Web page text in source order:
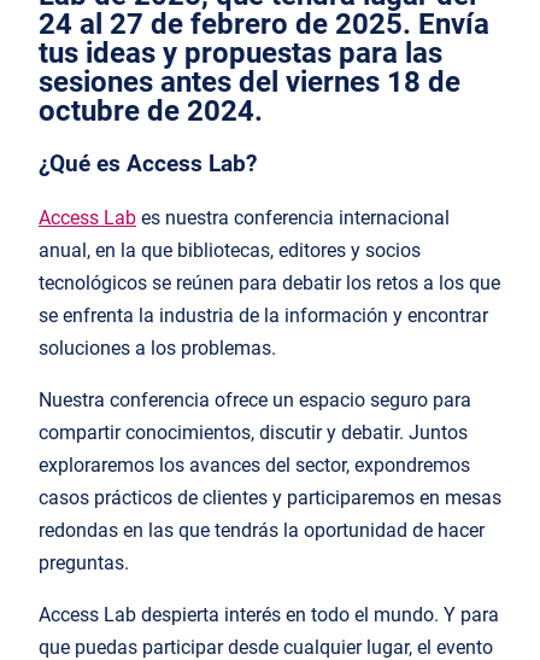
24 al 27 de febrero de 2025. Envía
tus ideas y propuestas para las
sesiones antes del viernes 18 de
octubre de 2024.
¿Qué es Access Lab?
Access Lab es nuestra conferencia internacional
anual, en la que bibliotecas, editores y socios
tecnológicos se reúnen para debatir los retos a los que
se enfrenta la industria de la información y encontrar
soluciones a los problemas.
Nuestra conferencia ofrece un espacio seguro para
compartir conocimientos, discutir y debatir. Juntos
exploraremos los avances del sector, expondremos
casos prácticos de clientes y participaremos en mesas
redondas en las que tendrás la oportunidad de hacer
preguntas.
Access Lab despierta interés en todo el mundo. Y para
que puedas participar desde cualquier lugar, el evento